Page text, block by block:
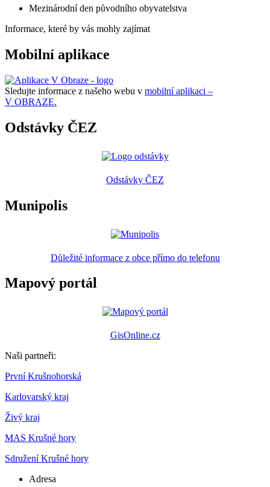
Mezinárodní den původního obyvatelstva
Informace, které by vás mohly zajímat
Mobilní aplikace
Sledujte informace z našeho webu v mobilní aplikaci –
V OBRAZE.
Odstávky ČEZ
Odstávky ČEZ
Munipolis
Důležité informace z obce přímo do telefonu
Mapový portál
GisOnline.cz
Naši partneři:
První Krušnohorská
Karlovarský kraj
Živý kraj
MAS Krušné hory
Sdružení Krušné hory
Adresa